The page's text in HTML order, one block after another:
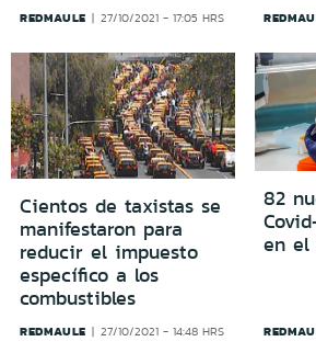
REDMAULE 27/10/2021 - 17:05 HRS
Cientos de taxistas se
manifestaron para
reducir el impuesto
específico a los
combustibles
REDMAULE 27/10/2021 - 14:48 HRS
82
en el